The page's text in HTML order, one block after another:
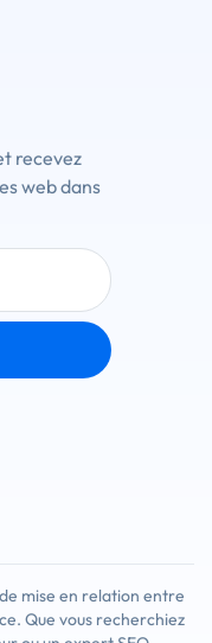
recevez
web dans
mise en relation entre
Que vous recherchiez